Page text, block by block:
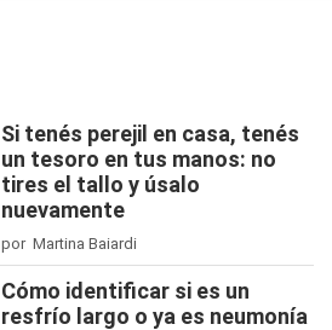
Si tenés perejil en casa, tenés
un tesoro en tus manos: no
tires el tallo y úsalo
nuevamente
por Martina Baiardi
Cómo identificar si es un
resfrío largo o ya es neumonía